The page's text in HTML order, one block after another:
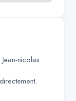
nicolas